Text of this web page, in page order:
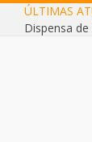
ÚLTIMAS